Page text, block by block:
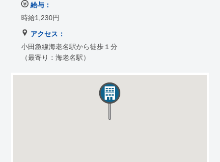
給与：
時給1,230円
アクセス：
小田急線海老名駅から徒歩１分
（最寄り：海老名駅）